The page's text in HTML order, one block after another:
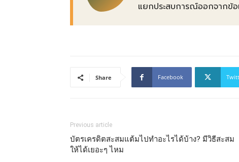
แยกประสบการณ์ออกจากข้อ
Share Facebook
Previous article
บัตรเครดิตสะสมแต้มไปทำอะไรได้บ้าง? มีวิธีสะสม
ให้ได้เยอะๆ ไหม